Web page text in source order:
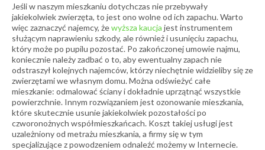
Jeśli w naszym mieszkaniu dotychczas nie przebywały
jakiekolwiek zwierzęta, to jest ono wolne od ich zapachu. Warto
więc zaznaczyć najemcy, żewyższa kaucja jest instrumentem
służącym naprawieniu szkody, ale również i usunięciu zapachu,
który może po pupilu pozostać. Po zakończonej umowie najmu,
koniecznie należy zadbać o to, aby ewentualny zapach nie
odstraszył kolejnych najemców, którzy niechętnie widzieliby się ze
zwierzętami we własnym domu. Można odświeżyć całe
mieszkanie: odmalować ściany i dokładnie uprzątnąć wszystkie
powierzchnie. Innym rozwiązaniem jest ozonowanie mieszkania,
które skutecznie usunie jakiekolwiek pozostałości po
czworonożnych współmieszkańcach. Koszt takiej usługi jest
uzależniony od metrażu mieszkania, a firmy się w tym
specjalizujące z powodzeniem odnaleźć możemy w Internecie.